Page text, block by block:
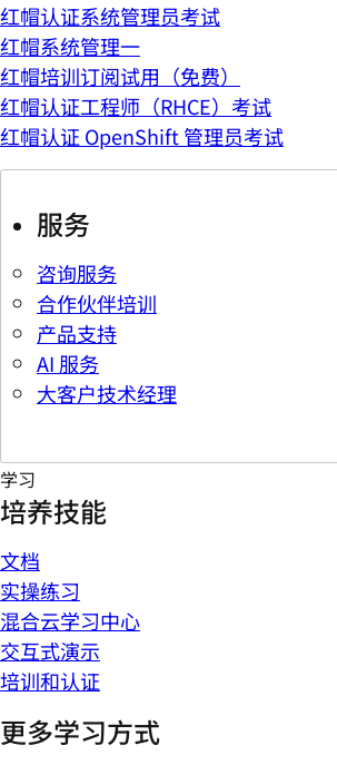
红帽认证系统管理员考试
红帽系统管理一
红帽培训订阅试用（免费）
红帽认证工程师（RHCE）考试
红帽认证 OpenShift 管理员考试
服务
咨询服务
合作伙伴培训
产品支持
AI 服务
大客户技术经理
学习
培养技能
文档
实操练习
混合云学习中心
交互式演示
培训和认证
更多学习方式